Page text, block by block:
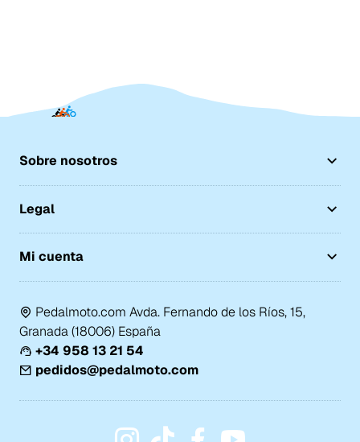
Sobre nosotros
Legal
Mi cuenta
Pedalmoto.com Avda. Fernando de los Ríos, 15,
Granada (18006) España
+34 958 13 21 54
pedidos@pedalmoto.com